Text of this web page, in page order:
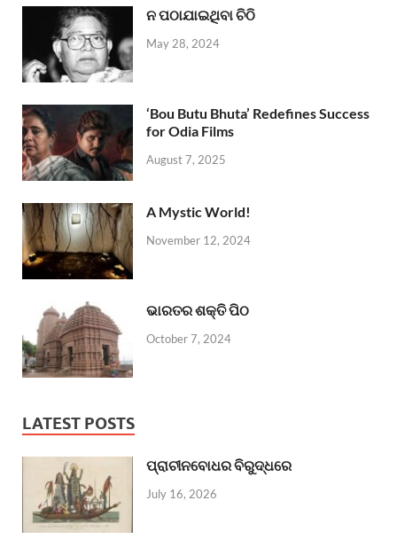
ନ ପଠାଯାଇଥିବା ଚିଠି
May 28, 2024
‘Bou Butu Bhuta’ Redefines Success
for Odia Films
August 7, 2025
A Mystic World!
November 12, 2024
ଭାରତର ଶକ୍ତି ପିଠ
October 7, 2024
LATEST POSTS
ପ୍ରାଚୀନବୋଧର ବିରୁଦ୍ଧରେ
July 16, 2026